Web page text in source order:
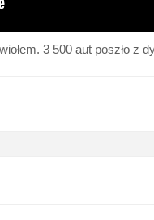
3 500 aut poszło z